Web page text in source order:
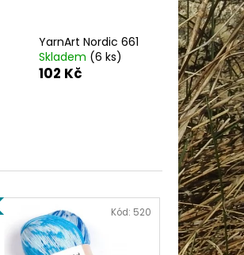
YarnArt Nordic 661
Skladem (6 ks)
102 Kč
Kód: 520